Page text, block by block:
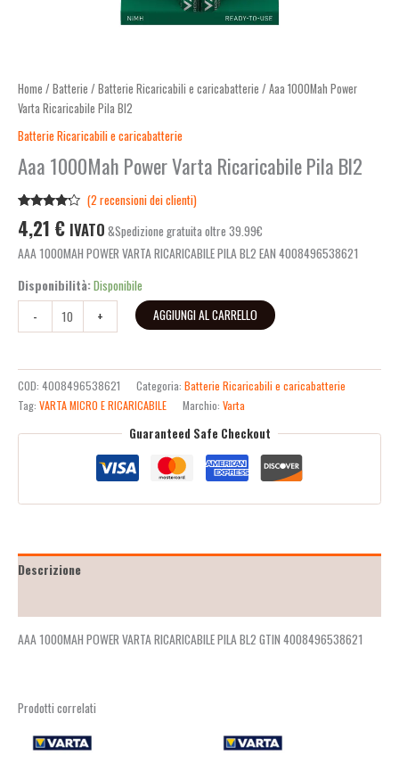
Home / Batterie / Batterie Ricaricabili e caricabatterie / Aaa 1000Mah Power
Varta Ricaricabile Pila Bl2
Batterie Ricaricabili e caricabatterie
Aaa 1000Mah Power Varta Ricaricabile Pila Bl2
4.00su
5 su
base di
(2 recensioni dei clienti)
4,21 € IVATO &Spedizione gratuita oltre 39.99€
AAA 1000MAH POWER VARTA RICARICABILE PILA BL2 EAN 4008496538621
Disponibilità:Disponibile
-
+ AGGIUNGI AL CARRELLO
COD: 4008496538621 Categoria: Batterie Ricaricabili e caricabatterie
Tag: VARTA MICRO E RICARICABILE Marchio: Varta
Guaranteed Safe Checkout
Descrizione
AAA 1000MAH POWER VARTA RICARICABILE PILA BL2 GTIN 4008496538621
Prodotti correlati